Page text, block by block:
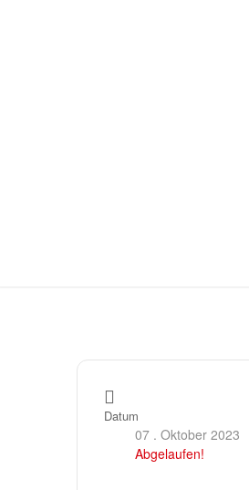
Datum
07 . Oktober 2023
Abgelaufen!